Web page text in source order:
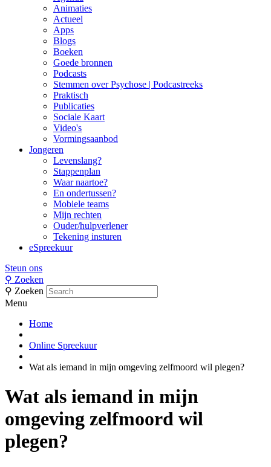
Animaties
Actueel
Apps
Blogs
Boeken
Goede bronnen
Podcasts
Stemmen over Psychose | Podcastreeks
Praktisch
Publicaties
Sociale Kaart
Video's
Vormingsaanbod
Jongeren
Levenslang?
Stappenplan
Waar naartoe?
En ondertussen?
Mobiele teams
Mijn rechten
Ouder/hulpverlener
Tekening insturen
eSpreekuur
Steun ons
⚲ Zoeken
⚲ Zoeken
Menu
Home
Online Spreekuur
Wat als iemand in mijn omgeving zelfmoord wil plegen?
Wat als iemand in mijn
omgeving zelfmoord wil
plegen?